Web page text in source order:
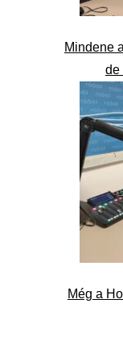
Mindene
de
Még a